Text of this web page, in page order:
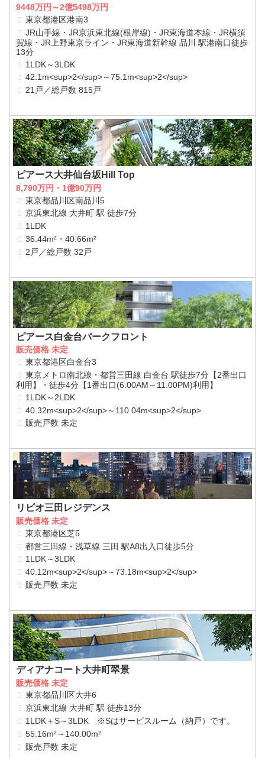
9448万円～2億5498万円
東京都港区港南3
JR山手線・JR京浜東北線(根岸線)・JR東海道本線・JR横須
賀線・JR上野東京ライン・JR東海道新幹線 品川 駅港南口徒歩
13分
1LDK～3LDK
42.1m<sup>2</sup>～75.1m<sup>2</sup>
21戸／総戸数 815戸
ピアース大井仙台坂Hill Top
8,790万円・1億90万円
東京都品川区南品川5
京浜東北線 大井町 駅 徒歩7分
1LDK
36.44m²・40.66m²
2戸／総戸数 32戸
ピアース白金台パークフロント
販売価格 未定
東京都港区白金台3
東京メトロ南北線・都営三田線 白金台 駅徒歩7分【2番出口
利用】・徒歩4分【1番出口(6:00AM～11:00PM)利用】
1LDK～2LDK
40.32m<sup>2</sup>～110.04m<sup>2</sup>
販売戸数 未定
リビオ三田レジデンス
販売価格 未定
東京都港区芝5
都営三田線・浅草線 三田 駅A8出入口徒歩5分
1LDK～3LDK
40.12m<sup>2</sup>～73.18m<sup>2</sup>
販売戸数 未定
ディアナコート大井町翠景
販売価格 未定
東京都品川区大井6
京浜東北線 大井町 駅 徒歩13分
1LDK＋S～3LDK ※Sはサービスルーム（納戸）です。
55.16m²～140.00m²
販売戸数 未定